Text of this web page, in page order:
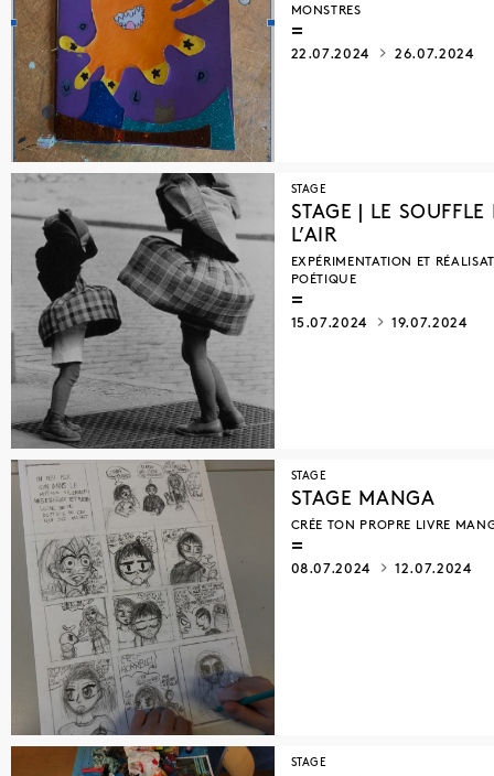
MONSTRES
22.07.2024 26.07.2024
STAGE
STAGE | LE SOUFFLE
L’AIR
EXPÉRIMENTATION ET
POÉTIQUE
15.07.2024 19.07.2024
STAGE
STAGE MANGA
CRÉE TON PROPRE LIVRE
08.07.2024 12.07.2024
STAGE